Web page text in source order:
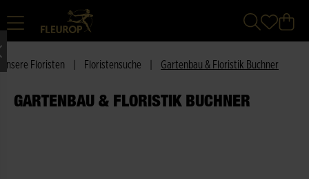
Unsere Floristen Floristensuche Gartenbau & Floristik Buchner
GARTENBAU & FLORISTIK BUCHNER